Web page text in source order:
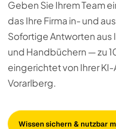
Geben Sie Ihrem Team
das Ihre Firma in- und
Sofortige Antworten aus
und Handbüchern — zu
eingerichtet von Ihrer
Vorarlberg.
Wissen sichern & nutzbar